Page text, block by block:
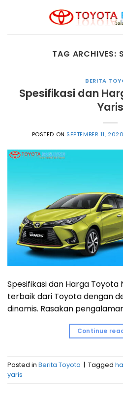
TAG ARCHIVES:
BERITA
Spesifikasi dan
Yaris
POSTED ON SEPTEMBER 11, 2020
Spesifikasi dan Harga Toyota
terbaik dari Toyota dengan
dinamis. Rasakan
Continue
Posted in Berita Toyota | Tagged
yaris